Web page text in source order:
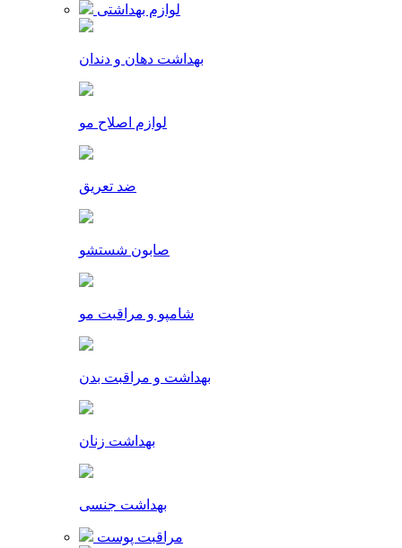
لوازم بهداشتی
بهداشت دهان و دندان
لوازم اصلاح مو
ضد تعریق
صابون شستشو
شامپو و مراقبت مو
بهداشت و مراقبت بدن
بهداشت زنان
بهداشت جنسی
مراقبت پوست